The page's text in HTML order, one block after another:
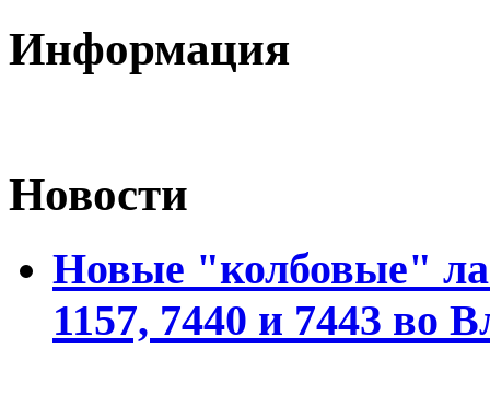
Информация
Новости
Новые "колбовые"
1157, 7440 и 7443 во